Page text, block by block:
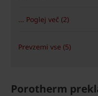
... Poglej več (2)
Prevzemi vse (5)
Porotherm